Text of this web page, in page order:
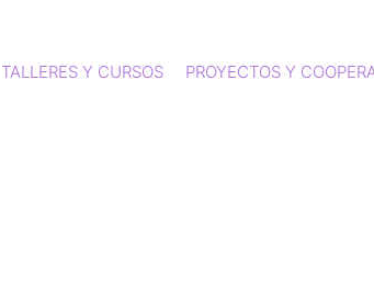
TALLERES Y CURSOS PROYECTOS Y